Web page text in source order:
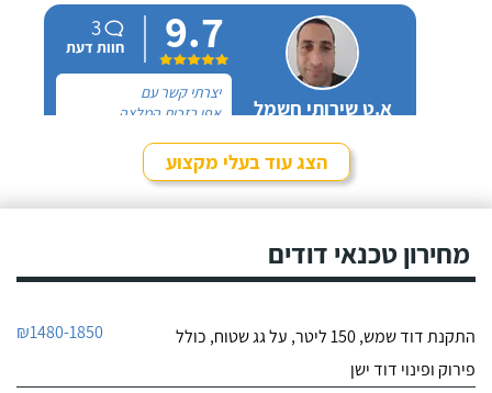
דודי שמש וחשמל".
א.ט שירותי חשמל
9.7
3
חוות דעת
יצרתי קשר עם
אפי בזכות המלצה
אחר ובסופו של דבר,
התרשמתי ממנו לטובהחייג עכשיו
הצג עוד בעלי מקצוע
מחירון טכנאי דודים
התקנת דוד שמש, 150 ליטר, על גג שטוח, כולל
פירוק ופינוי דוד ישן
₪1480-1850